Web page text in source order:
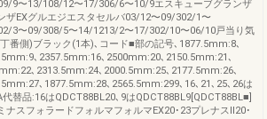
9〜13/108/12〜17/306/6〜10/9エスキューブグランザ
ザEXグルエジエスタセルバ03/12〜09/302/1〜
3〜09/308/5〜14/1213/2〜17/302/10〜06/10戸当り気
番側)ブラック(1本)､コード■部の記号､1877.5mm:8､
､2357.5mm:16､2500mm:20､2150.5mm:21､
､2313.5mm:24､2000.5mm:25､2177.5mm:26､
､1877.5mm:28､2565.5mm:299､16､21､25､26は
代替品:16はQDCT88BL20､9はQDCT88BL9[QDCT88BL■]
ナスフォラードフォルマフォルマEX20･23プレナスⅡ20･